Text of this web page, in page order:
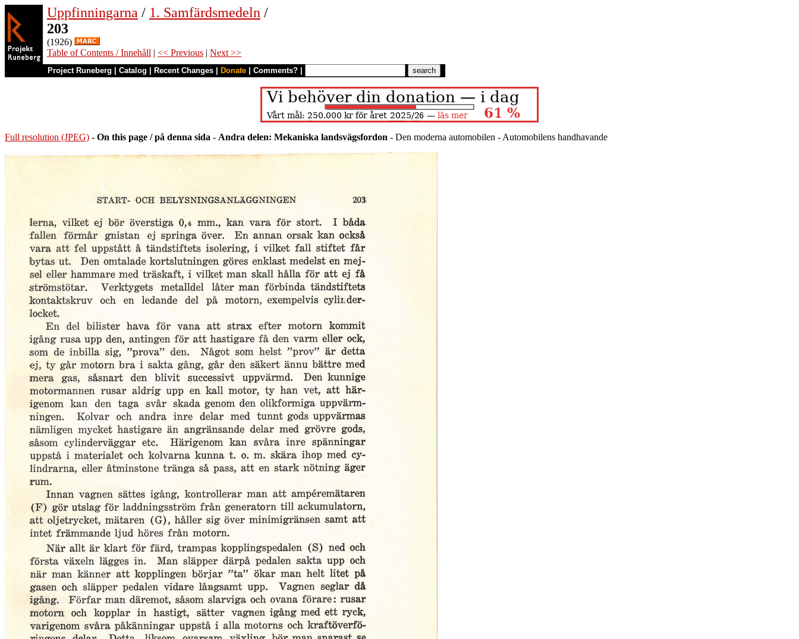
Uppfinningarna / 1. Samfärdsmedeln /
203
(1926)
Table of Contents / Innehåll | << Previous | Next >>
Project Runeberg Catalog Recent Changes Donate Comments?
Full resolution (JPEG) - On this page / på denna sida - Andra delen: Mekaniska landsvägsfordon - Den moderna automobilen - Automobilens handhavande